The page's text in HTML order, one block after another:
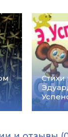
Стихи